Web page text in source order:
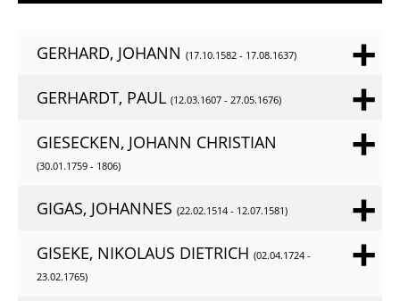
GERHARD, JOHANN (17.10.1582 - 17.08.1637)
GERHARDT, PAUL (12.03.1607 - 27.05.1676)
GIESECKEN, JOHANN CHRISTIAN
(30.01.1759 - 1806)
GIGAS, JOHANNES (22.02.1514 - 12.07.1581)
GISEKE, NIKOLAUS DIETRICH (02.04.1724 -
23.02.1765)